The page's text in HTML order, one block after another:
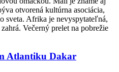
otvorená kultúrna asociácia,
sveta. Afrika je nevyspytateľná,
Večerný prelet na pobrežie
Atlantiku Dakar